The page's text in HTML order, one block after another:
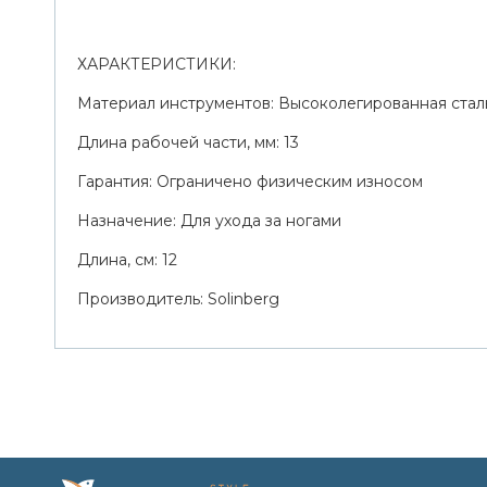
ХАРАКТЕРИСТИКИ:
Материал инструментов: Высоколегированная
Длина рабочей части, мм: 13
Гарантия: Ограничено физическим износом
Назначение: Для ухода за ногами
Длина, см: 12
Производитель: Solinberg